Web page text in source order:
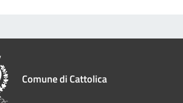
Comune di Cattolica